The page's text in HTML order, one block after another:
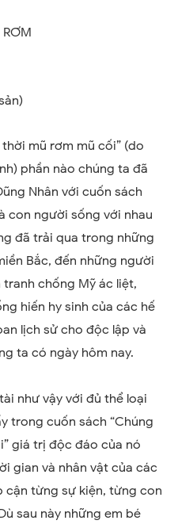
mũ rơm mũ cối” (do
phần nào chúng ta đã
Nhân với cuốn sách
con người sống với nhau
đã trải qua trong những
Bắc, đến những người
chống Mỹ ác liệt,
hiến hy sinh của các hế
lịch sử cho độc lập và
ta có ngày hôm nay.
như vậy với đủ thể loại
trong cuốn sách “Chúng
giá trị độc đáo của nó
gian và nhân vật của các
cận từng sự kiện, từng con
sau này những em bé